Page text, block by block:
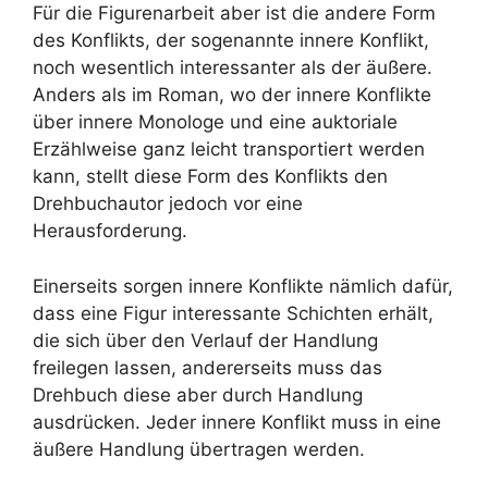
Für die Figurenarbeit aber ist die andere Form
des Konflikts, der sogenannte innere Konflikt,
noch wesentlich interessanter als der äußere.
Anders als im Roman, wo der innere Konflikte
über innere Monologe und eine auktoriale
Erzählweise ganz leicht transportiert werden
kann, stellt diese Form des Konflikts den
Drehbuchautor jedoch vor eine
Herausforderung.
Einerseits sorgen innere Konflikte nämlich dafür,
dass eine Figur interessante Schichten erhält,
die sich über den Verlauf der Handlung
freilegen lassen, andererseits muss das
Drehbuch diese aber durch Handlung
ausdrücken. Jeder innere Konflikt muss in eine
äußere Handlung übertragen werden.